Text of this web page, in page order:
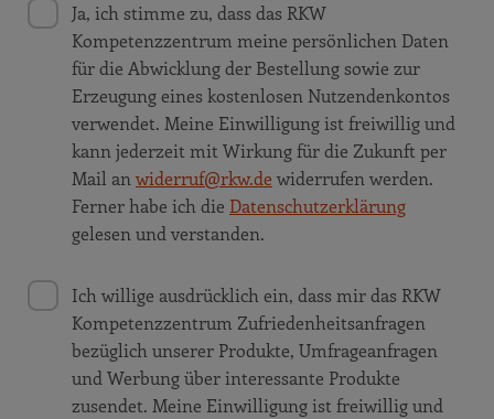
Ja, ich stimme zu, dass das RKW
Kompetenzzentrum meine persönlichen Daten
für die Abwicklung der Bestellung sowie zur
Erzeugung eines kostenlosen Nutzendenkontos
verwendet. Meine Einwilligung ist freiwillig und
kann jederzeit mit Wirkung für die Zukunft per
Mail an widerruf@rkw.de widerrufen werden.
Ferner habe ich die Datenschutzerklärung
gelesen und verstanden.
Ich willige ausdrücklich ein, dass mir das RKW
Kompetenzzentrum Zufriedenheitsanfragen
bezüglich unserer Produkte, Umfrageanfragen
und Werbung über interessante Produkte
zusendet. Meine Einwilligung ist freiwillig und